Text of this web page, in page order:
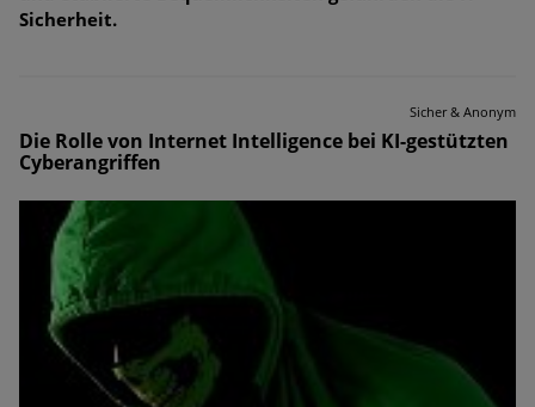
Sicherheit.
Sicher & Anonym
Die Rolle von Internet Intelligence bei KI-gestützten
Cyberangriffen